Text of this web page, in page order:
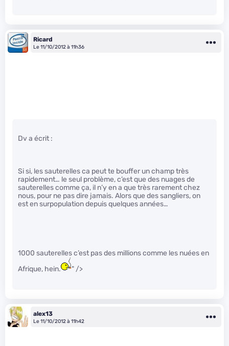
Ricard
Le 11/10/2012 à 11h36
Dv a écrit :
Si si, les sauterelles ca peut te bouffer un champ très
rapidement… le seul problème, c’est que des nuages de
sauterelles comme ça, il n’y en a que très rarement chez
nous, pour ne pas dire jamais. Alors que des sangliers, on
est en surpopulation depuis quelques années…
1000 sauterelles c’est pas des millions comme les nuées en
Afrique, hein.
" />
alex13
Le 11/10/2012 à 11h42